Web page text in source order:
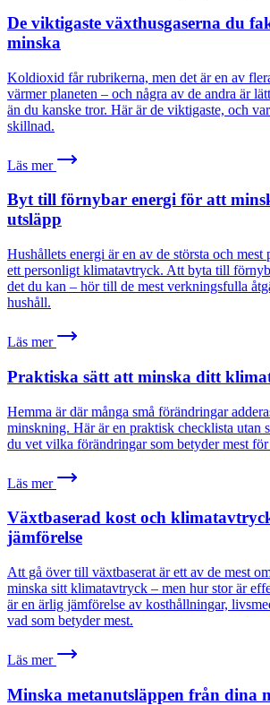
De viktigaste växthusgaserna du
minska
Koldioxid får rubrikerna, men det är en av
värmer planeten – och några av de andra är
än du kanske tror. Här är de viktigaste, och
skillnad.
Läs mer
Byt till förnybar energi för att
utsläpp
Hushållets energi är en av de största och mest
ett personligt klimatavtryck. Att byta till
det du kan – hör till de mest verkningsfulla
hushåll.
Läs mer
Praktiska sätt att minska ditt
Hemma är där många små förändringar
minskning. Här är en praktisk checklista utan
du vet vilka förändringar som betyder mest
Läs mer
Växtbaserad kost och
jämförelse
Att gå över till växtbaserat är ett av de mest
minska sitt klimatavtryck – men hur stor är
är en ärlig jämförelse av kosthållningar,
vad som betyder mest.
Läs mer
Minska metanutsläppen från dina